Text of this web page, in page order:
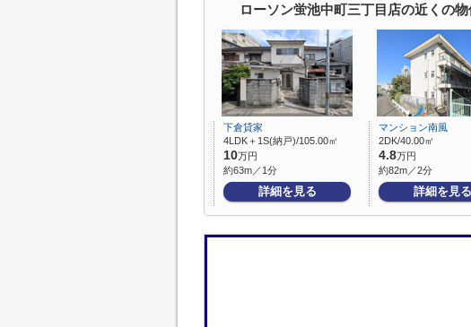
ローソン蛍池中町三丁目店の近くの物
下倉貸家
4LDK＋1S(納戸)/105.00㎡
10万円
約63m／1分
詳細を見る
マンション南風
2DK/40.00㎡
4.8万円
約82m／2分
詳細を見る